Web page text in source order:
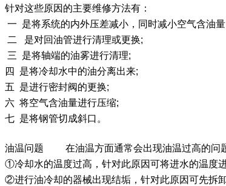
针对这些原因的主要维修方法有：
一 是将系统的内外压差减小，同时减小空气含油
二 是对回油管进行清理或更换;
三 是将轴端的油雾进行清理;
四 是将冷却水中的油分离出来;
五 是进行密封阀的更换;
六 将空气含油量进行压缩;
七 是将钢管切成斜口。
油温问题 在油温方面通常会出现油温过高的
①冷却水的温度过高，针对此原因可将进水的温
②进行油冷却的器械出现结垢，针对此原因可先